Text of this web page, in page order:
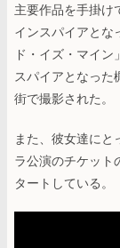
主要作品を手掛け
インスパイアとな
ド・イズ・マイ
スパイアとなった
街で撮影された。
また、彼女達にと
ラ公演のチケット
タートしている。